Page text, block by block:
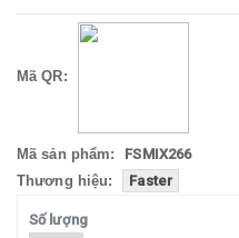
Mã QR:
Mã sản phẩm:
FSMIX266
Thương hiệu:
Faster
Số lượng